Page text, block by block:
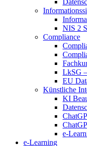
NIS 2
Compliance
LkSG
EU
Künstliche
KI
e-
e-Learning